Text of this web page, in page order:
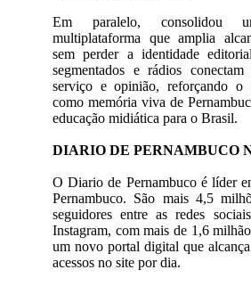
Em paralelo, consolidou
multiplataforma que amplia
sem perder a identidade
segmentados e rádios conectam
serviço e opinião, reforçando
como memória viva de
educação midiática para o Brasil.
DIARIO DE PERNAMBUCO
O Diario de Pernambuco é líder
Pernambuco. São mais 4,5
seguidores entre as redes
Instagram, com mais de 1,6
um novo portal digital que
acessos no site por dia.